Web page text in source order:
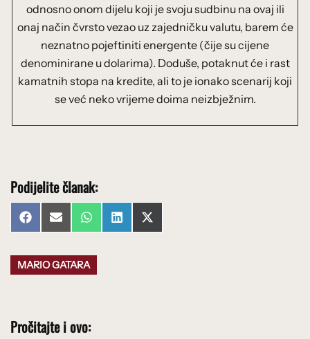
odnosno onom dijelu koji je svoju sudbinu na ovaj ili
onaj način čvrsto vezao uz zajedničku valutu, barem će
neznatno pojeftiniti energente (čije su cijene
denominirane u dolarima). Doduše, potaknut će i rast
kamatnih stopa na kredite, ali to je ionako scenarij koji
se već neko vrijeme doima neizbježnim.
Podijelite članak:
Share
on
FacebookShare
on
Email Share
on
WhatsAppShare
on
LinkedInShare
on
X
(Twitter)
MARIO GATARA
Pročitajte i ovo: